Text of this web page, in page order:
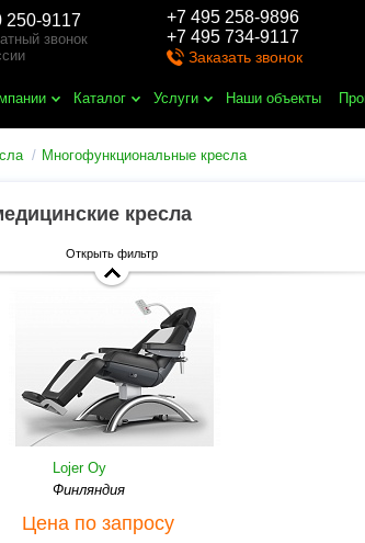
250-9117
звонок
+7 495 258-9896
+7 495 734-9117
Заказать звонок
Каталог Услуги Наши объекты
Многофункциональные кресла
кресла
Открыть фильтр
Lojer Oy
Финляндия
Цена по запросу